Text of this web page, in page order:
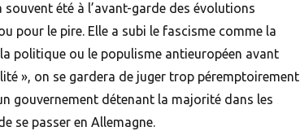
souvent été à l’avant-garde des évolutions
pour le pire. Elle a subi le fascisme comme la
politique ou le populisme antieuropéen avant
», on se gardera de juger trop péremptoirement
gouvernement détenant la majorité dans les
se passer en Allemagne.